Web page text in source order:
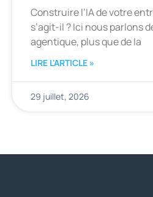
Construire l’IA de votre
s’agit-il ? Ici nous parlons
agentique, plus que de la
LIRE L'ARTICLE »
29 juillet, 2026